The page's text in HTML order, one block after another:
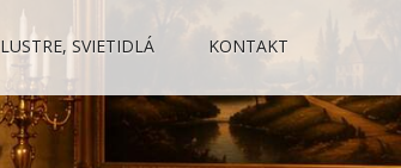
LUSTRE, SVIETIDLÁ KONTAKT